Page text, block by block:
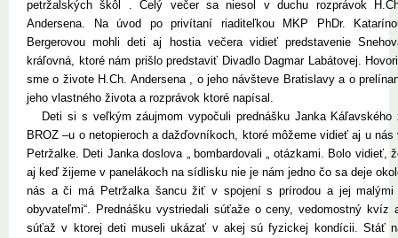
petržalských škôl . Celý večer sa niesol v duchu rozprávok
Andersena. Na úvod po privítaní riaditeľkou MKP PhDr.
Bergerovou mohli deti aj hostia večera vidieť predstavenie
kráľovná, ktoré nám prišlo predstaviť Divadlo Dagmar Labátovej.
sme o živote H.Ch. Andersena , o jeho návšteve Bratislavy a o
jeho vlastného života a rozprávok ktoré napísal.
Deti si s veľkým záujmom vypočuli prednášku Janka Káľavského
BROZ –u o netopieroch a dažďovníkoch, ktoré môžeme vidieť aj u nás
Petržalke. Deti Janka doslova „ bombardovali „ otázkami. Bolo vidieť,
aj keď žijeme v panelákoch na sídlisku nie je nám jedno čo sa deje
nás a či má Petržalka šancu žiť v spojení s prírodou a jej malými
obyvateľmi“. Prednášku vystriedali súťaže o ceny, vedomostný kvíz
súťaž v ktorej deti museli ukázať v akej sú fyzickej kondícii. Stáť